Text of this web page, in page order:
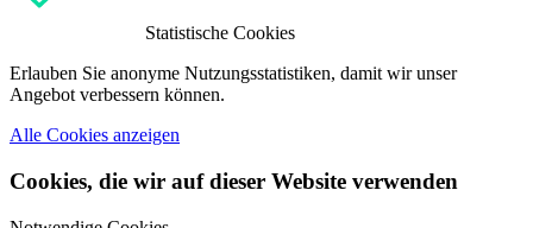
Statistische Cookies
Erlauben Sie anonyme Nutzungsstatistiken, damit wir unser
Angebot verbessern können.
Alle Cookies anzeigen
Cookies, die wir auf dieser Website verwenden